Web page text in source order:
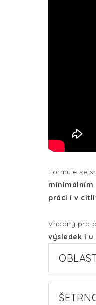
Formule se
minimálním
práci i v
Vhodný pro
výsledek i